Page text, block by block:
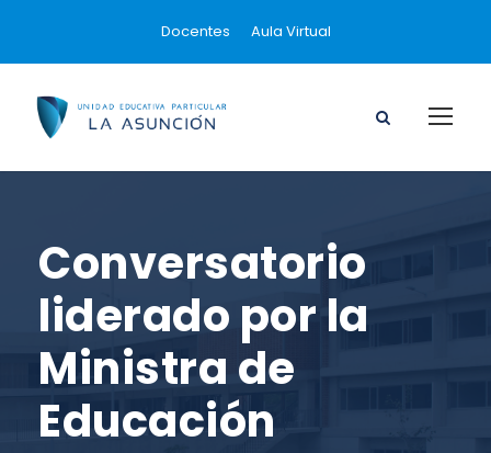
Docentes Aula Virtual
Conversatorio
liderado por la
Ministra de
Educación